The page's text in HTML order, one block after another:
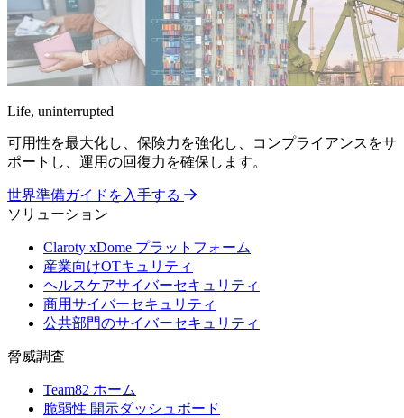
Life, uninterrupted
可用性を最大化し、保険力を強化し、コンプライアンスをサ
ポートし、運用の回復力を確保します。
世界準備ガイドを入手する
ソリューション
Claroty xDome プラットフォーム
産業向けOTキュリティ
ヘルスケアサイバーセキュリティ
商用サイバーセキュリティ
公共部門のサイバーセキュリティ
脅威調査
Team82 ホーム
脆弱性 開示ダッシュボード